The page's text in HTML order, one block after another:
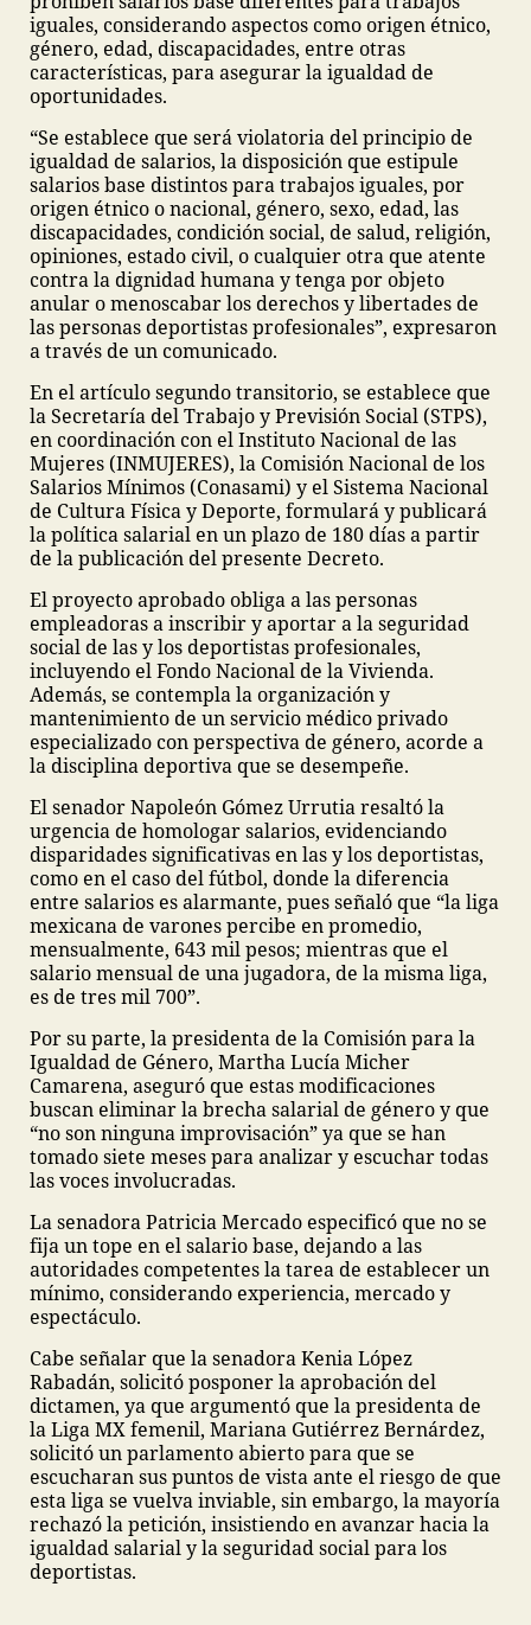
iguales, considerando aspectos como origen étnico,
género, edad, discapacidades, entre otras
características, para asegurar la igualdad de
oportunidades.
“Se establece que será violatoria del principio de
igualdad de salarios, la disposición que estipule
salarios base distintos para trabajos iguales, por
origen étnico o nacional, género, sexo, edad, las
discapacidades, condición social, de salud, religión,
opiniones, estado civil, o cualquier otra que atente
contra la dignidad humana y tenga por objeto
anular o menoscabar los derechos y libertades de
las personas deportistas profesionales”, expresaron
a través de un comunicado.
En el artículo segundo transitorio, se establece que
la Secretaría del Trabajo y Previsión Social (STPS),
en coordinación con el Instituto Nacional de las
Mujeres (INMUJERES), la Comisión Nacional de los
Salarios Mínimos (Conasami) y el Sistema Nacional
de Cultura Física y Deporte, formulará y publicará
la política salarial en un plazo de 180 días a partir
de la publicación del presente Decreto.
El proyecto aprobado obliga a las personas
empleadoras a inscribir y aportar a la seguridad
social de las y los deportistas profesionales,
incluyendo el Fondo Nacional de la Vivienda.
Además, se contempla la organización y
mantenimiento de un servicio médico privado
especializado con perspectiva de género, acorde a
la disciplina deportiva que se desempeñe.
El senador Napoleón Gómez Urrutia resaltó la
urgencia de homologar salarios, evidenciando
disparidades significativas en las y los deportistas,
como en el caso del fútbol, donde la diferencia
entre salarios es alarmante, pues señaló que “la liga
mexicana de varones percibe en promedio,
mensualmente, 643 mil pesos; mientras que el
salario mensual de una jugadora, de la misma liga,
es de tres mil 700”.
Por su parte, la presidenta de la Comisión para la
Igualdad de Género, Martha Lucía Micher
Camarena, aseguró que estas modificaciones
buscan eliminar la brecha salarial de género y que
“no son ninguna improvisación” ya que se han
tomado siete meses para analizar y escuchar todas
las voces involucradas.
La senadora Patricia Mercado especificó que no se
fija un tope en el salario base, dejando a las
autoridades competentes la tarea de establecer un
mínimo, considerando experiencia, mercado y
espectáculo.
Cabe señalar que la senadora Kenia López
Rabadán, solicitó posponer la aprobación del
dictamen, ya que argumentó que la presidenta de
la Liga MX femenil, Mariana Gutiérrez Bernárdez,
solicitó un parlamento abierto para que se
escucharan sus puntos de vista ante el riesgo de que
esta liga se vuelva inviable, sin embargo, la mayoría
rechazó la petición, insistiendo en avanzar hacia la
igualdad salarial y la seguridad social para los
deportistas.